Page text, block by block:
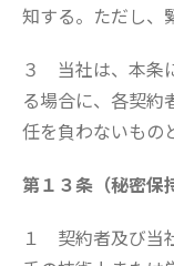
知する。ただし、
３ 当社は、本条
る場合に、各契約
任を負わないもの
第１３条（秘密保
１ 契約者及び当